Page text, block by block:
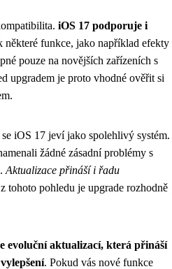
iOS 17 podporuje i
některé funkce, jako například efekty
pouze na novějších zařízeních s
upgradem je proto vhodné ověřit si
iOS 17 jeví jako spolehlivý systém.
žádné zásadní problémy s
Aktualizace přináší i řadu
tohoto pohledu je upgrade rozhodně
evoluční aktualizací, která přináší
. Pokud vás nové funkce